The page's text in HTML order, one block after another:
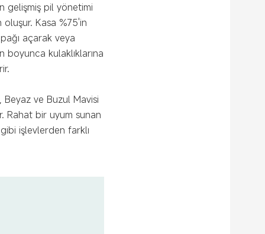
gelişmiş pil yönetimi
Kasa %75'in
açarak veya
kulaklıklarına
ve Buzul Mavisi
Rahat bir uyum sunan
işlevlerden farklı